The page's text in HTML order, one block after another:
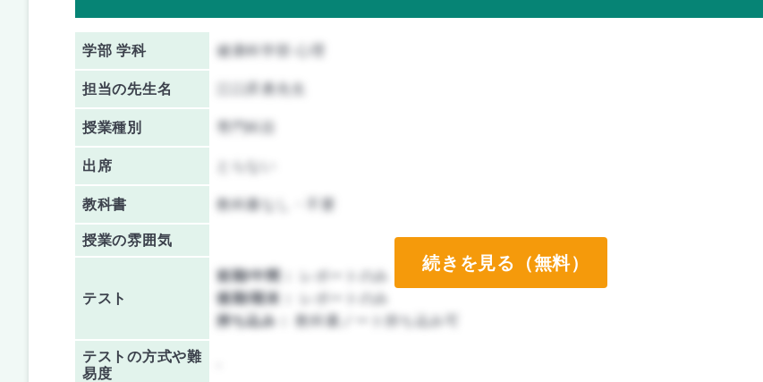
学部 学科 健康科学部 心理
担当の先生名
授業種別 専門科目
出席
教科書 教科書なし・不要
授業の雰囲気
テスト
前期/中間：
レポートのみ
後期/期末：
レポートのみ
持ち込み：
教科書ノート持ち込み可
テストの方式や難
易度
続きを見る（無料）